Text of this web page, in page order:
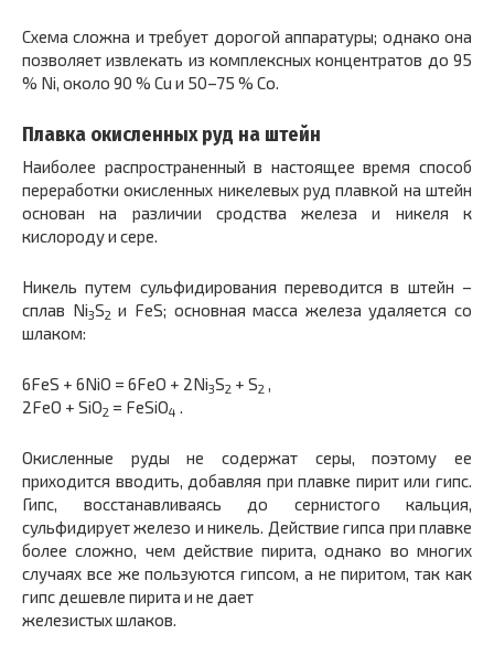
Схема сложна и требует дорогой аппаратуры; однако она
позволяет извлекать из комплексных концентратов до 95
% Ni, около 90 % Сu и 50–75 % Со.
Плавка окисленных руд на штейн
Наиболее распространенный в настоящее время способ
переработки окисленных никелевых руд плавкой на штейн
основан на различии сродства железа и никеля к
кислороду и сере.
Никель путем сульфидирования переводится в штейн –
сплав Ni3S2 и FeS; основная масса железа удаляется со
шлаком:
6FeS + 6NiO = 6FeO + 2Ni3S2 + S2 ,
2FeO + SiO2 = FeSiO4 .
Окисленные руды не содержат серы, поэтому ее
приходится вводить, добавляя при плавке пирит или гипс.
Гипс, восстанавливаясь до сернистого кальция,
сульфидирует железо и никель. Действие гипса при плавке
более сложно, чем действие пирита, однако во многих
случаях все же пользуются гипсом, а не пиритом, так как
гипс дешевле пирита и не дает
железистых шлаков.